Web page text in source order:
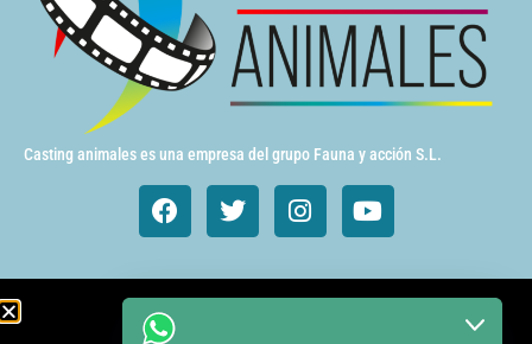
Casting animales es una empresa del grupo Fauna y acción S.L.
Animales de cine y TV